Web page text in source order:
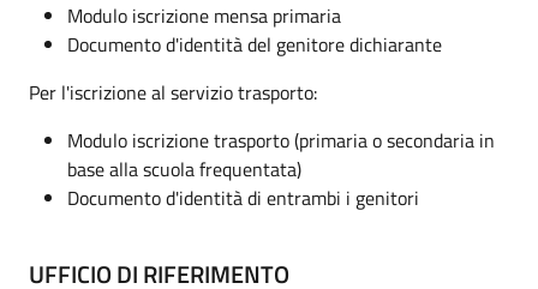
Modulo iscrizione mensa primaria
Documento d'identità del genitore dichiarante
Per l'iscrizione al servizio trasporto:
Modulo iscrizione trasporto (primaria o secondaria in
base alla scuola frequentata)
Documento d'identità di entrambi i genitori
UFFICIO DI RIFERIMENTO